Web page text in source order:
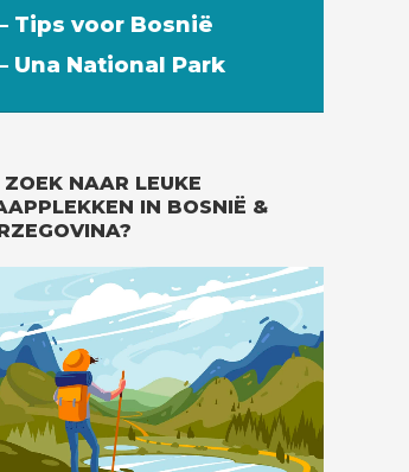
Tips voor Bosnië
Una National Park
ZOEK NAAR LEUKE
IN BOSNIË &